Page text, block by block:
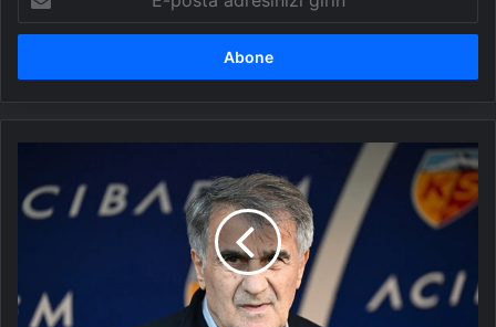
posta
adresinizi
haberi:
Trabzonspor'da
adayı
belli